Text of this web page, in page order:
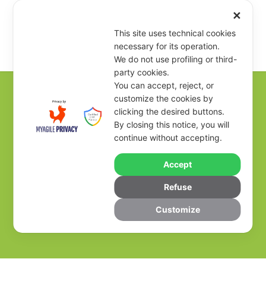
? OCCORRE INTEGRITÀ
ECOLOGICA | CARTA
DELLA TERRA – II° Parte
KALABRIA ECO FEST 0
✕
This site uses technical cookies
necessary for its operation.
We do not use profiling or third-
party cookies.
You can accept, reject, or
customize the cookies by
clicking the desired buttons.
By closing this notice, you will
continue without accepting.
Accept
Refuse
Customize